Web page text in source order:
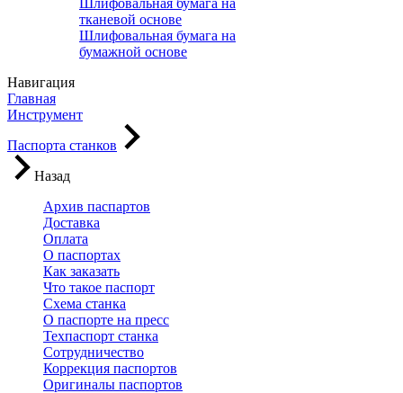
Шлифовальная бумага на
тканевой основе
Шлифовальная бумага на
бумажной основе
Навигация
Главная
Инструмент
Паспорта станков
Назад
Архив паспартов
Доставка
Оплата
О паспортах
Как заказать
Что такое паспорт
Схема станка
О паспорте на пресс
Техпаспорт станка
Сотрудничество
Коррекция паспортов
Оригиналы паспортов